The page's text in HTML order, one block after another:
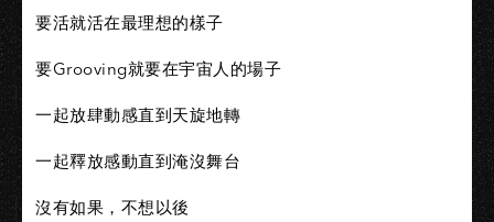
要活就活在最理想的樣子​
要Grooving就要在宇宙人的場子​
一起放肆動感直到天旋地轉​
一起釋放感動直到淹沒舞台​
沒有如果，不想以後​